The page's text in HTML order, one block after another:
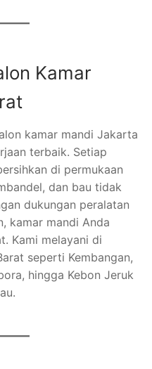
Kamar
kamar mandi Jakarta
terbaik. Setiap
di permukaan
dan bau tidak
dukungan peralatan
kamar mandi Anda
Kami melayani di
seperti Kembangan,
hingga Kebon Jeruk